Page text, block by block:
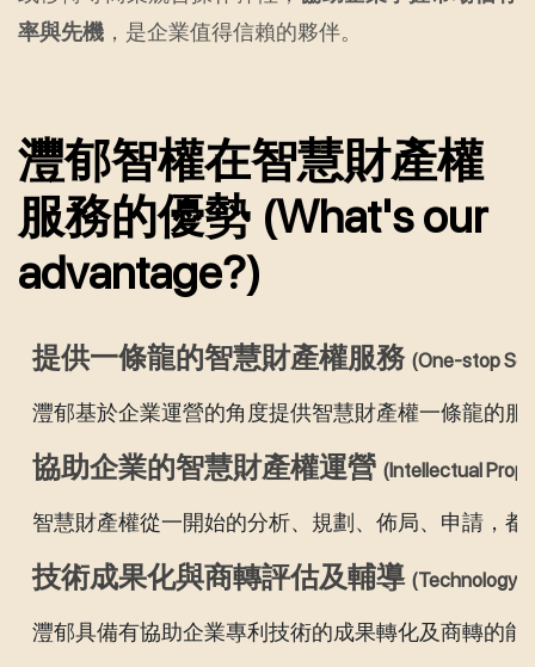
率與先機 ，是企業值得信賴的夥伴。
灃郁智權在智慧財產權
服務的優勢 (What's our
advantage?)
提供一條龍的智慧財產權服務 (One-stop
灃郁基於企業運營的角度提供智慧財產權一條龍的
協助企業的智慧財產權運營 (Intellectual
智慧財產權從一開始的分析、規劃、佈局、申請，
技術成果化與商轉評估及輔導 (Technology
灃郁具備有協助企業專利技術的成果轉化及商轉的